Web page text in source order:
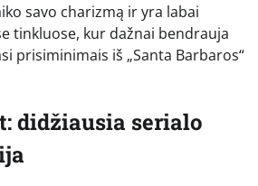
savo charizmą ir yra labai
tinkluose, kur dažnai bendrauja
prisiminimais iš „Santa Barbaros“
didžiausia serialo